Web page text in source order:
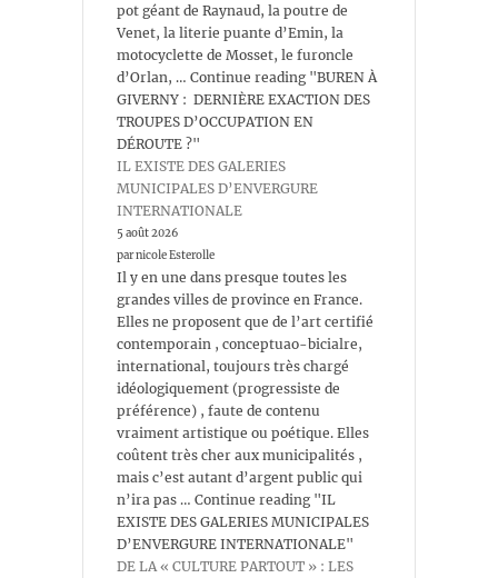
pot géant de Raynaud, la poutre de
Venet, la literie puante d’Emin, la
motocyclette de Mosset, le furoncle
d’Orlan, … Continue reading "BUREN À
GIVERNY : DERNIÈRE EXACTION DES
TROUPES D’OCCUPATION EN
DÉROUTE ?"
IL EXISTE DES GALERIES
MUNICIPALES D’ENVERGURE
INTERNATIONALE
5 août 2026
par nicole Esterolle
Il y en une dans presque toutes les
grandes villes de province en France.
Elles ne proposent que de l’art certifié
contemporain , conceptuao-bicialre,
international, toujours très chargé
idéologiquement (progressiste de
préférence) , faute de contenu
vraiment artistique ou poétique. Elles
coûtent très cher aux municipalités ,
mais c’est autant d’argent public qui
n’ira pas … Continue reading "IL
EXISTE DES GALERIES MUNICIPALES
D’ENVERGURE INTERNATIONALE"
DE LA « CULTURE PARTOUT » : LES